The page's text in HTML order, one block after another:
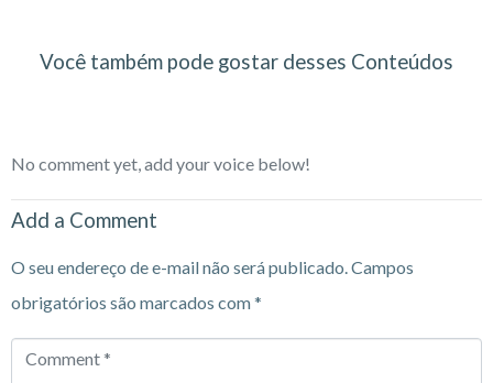
Você também pode gostar desses Conteúdos
No comment yet, add your voice below!
Add a Comment
O seu endereço de e-mail não será publicado.Campos
obrigatórios são marcados com*
Comment